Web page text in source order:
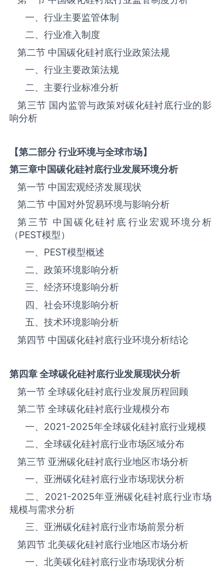
一、行业主要监管体制
二、行业准入制度
第二节 中国碳化硅衬底‌‌‌行业政策法规
一、行业主要政策法规
二、主要行业标准分析
第三节 国内监管与政策对碳化硅衬底‌‌‌行业的影
响分析
【第二部分 行业环境与全球市场】
第三章中国碳化硅衬底行业发展环境分析
第一节 中国宏观经济发展现状
第二节 中国对外贸易环境与影响分析
第三节 中国碳化硅衬底‌‌‌行业宏观环境分析
（PEST模型）
一、 PEST模型概述
二、政策环境影响分析
三、‌‌‌经济环境影响分析
四、社会环境影响分析
五、技术环境影响分析
第四节 中国碳化硅衬底‌‌‌行业环境分析结论
第四章 全球碳化硅衬底行业发展现状分析
第一节 全球碳化硅衬底‌‌‌行业发展历程回顾
第二节 全球碳化硅衬底‌‌‌行业规模分布
一、 2021-2025年全球碳化硅衬底‌‌‌行业规模
二、全球碳化硅衬底‌‌‌行业市场区域分布
第三节 亚洲碳化硅衬底‌‌‌行业地区市场分析
一、亚洲碳化硅衬底‌‌‌行业市场现状分析
二、 2021-2025年亚洲碳化硅衬底‌‌‌行业市场
规模与需求分析
三、亚洲碳化硅衬底‌‌‌行业市场前景分析
第四节 北美碳化硅衬底‌‌‌行业地区市场分析
一、北美碳化硅衬底‌‌‌行业市场现状分析